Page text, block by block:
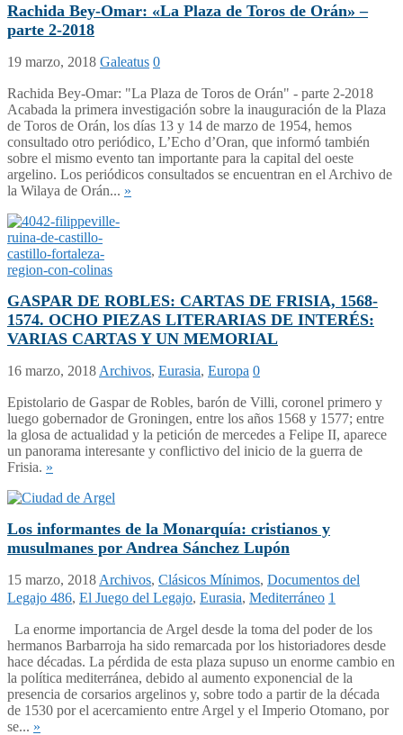
Rachida Bey-Omar: «La Plaza de Toros de Orán» –
parte 2-2018
19 marzo, 2018 Galeatus 0
Rachida Bey-Omar: "La Plaza de Toros de Orán" - parte 2-2018
Acabada la primera investigación sobre la inauguración de la Plaza
de Toros de Orán, los días 13 y 14 de marzo de 1954, hemos
consultado otro periódico, L’Echo d’Oran, que informó también
sobre el mismo evento tan importante para la capital del oeste
argelino. Los periódicos consultados se encuentran en el Archivo de
la Wilaya de Orán... »
GASPAR DE ROBLES: CARTAS DE FRISIA, 1568-
1574. OCHO PIEZAS LITERARIAS DE INTERÉS:
VARIAS CARTAS Y UN MEMORIAL
16 marzo, 2018 Archivos, Eurasia, Europa 0
Epistolario de Gaspar de Robles, barón de Villi, coronel primero y
luego gobernador de Groningen, entre los años 1568 y 1577; entre
la glosa de actualidad y la petición de mercedes a Felipe II, aparece
un panorama interesante y conflictivo del inicio de la guerra de
Frisia. »
Los informantes de la Monarquía: cristianos y
musulmanes por Andrea Sánchez Lupón
15 marzo, 2018 Archivos, Clásicos Mínimos, Documentos del
Legajo 486, El Juego del Legajo, Eurasia, Mediterráneo 1
La enorme importancia de Argel desde la toma del poder de los
hermanos Barbarroja ha sido remarcada por los historiadores desde
hace décadas. La pérdida de esta plaza supuso un enorme cambio en
la política mediterránea, debido al aumento exponencial de la
presencia de corsarios argelinos y, sobre todo a partir de la década
de 1530 por el acercamiento entre Argel y el Imperio Otomano, por
se... »